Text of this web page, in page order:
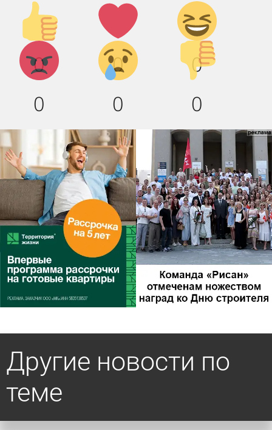
Палец
вверх!
0
Лайк!
0
Дикий
смех!
0
Агрессия!
0
Грусть
:(
0
Палец
вниз!
0
Другие новости по
теме